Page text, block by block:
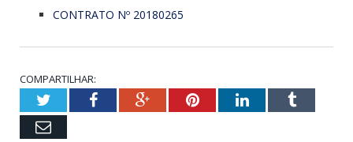
CONTRATO Nº 20180265
COMPARTILHAR:
TwitterFacebookGoogle+PinterestLinkedInTumblr
Email